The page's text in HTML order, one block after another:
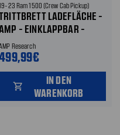
23 Ram 1500 (Crew Cab Pickup)
LADEFLÄCHE -
- EINKLAPPBAR -
ALUMINIUM - LINKS ODER
LINKS ODER
RECHTS
AMP Research
shopping_cart
IN DEN
WARENKORB